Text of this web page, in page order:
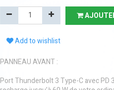
Add to wishlist
PANNEAU AVANT :
Port Thunderbolt 3 Type-C avec PD